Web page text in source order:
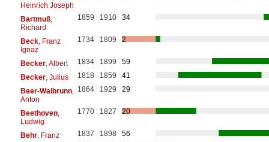
Heinrich Joseph
Bartmuß,
Richard
1859 1910 34
Beck, Franz
Ignaz
1734 1809 2
Becker, Albert 1834 1899
59
Becker, Julius 1818 1859
41
Beer-Walbrunn,
Anton
1864 1929 29
Beethoven,
Ludwig
1770 1827 20
Behr, Franz 1837 1898
56